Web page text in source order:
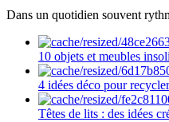
Dans un quotidien souvent
10 objets et meubles
4 idées déco pour
Têtes de lits : des idées